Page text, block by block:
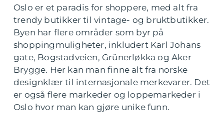
Oslo er et paradis for shoppere, med alt fra
trendy butikker til vintage- og bruktbutikker.
Byen har flere områder som byr på
shoppingmuligheter, inkludert Karl Johans
gate, Bogstadveien, Grünerløkka og Aker
Brygge. Her kan man finne alt fra norske
designklær til internasjonale merkevarer. Det
er også flere markeder og loppemarkeder i
Oslo hvor man kan gjøre unike funn.